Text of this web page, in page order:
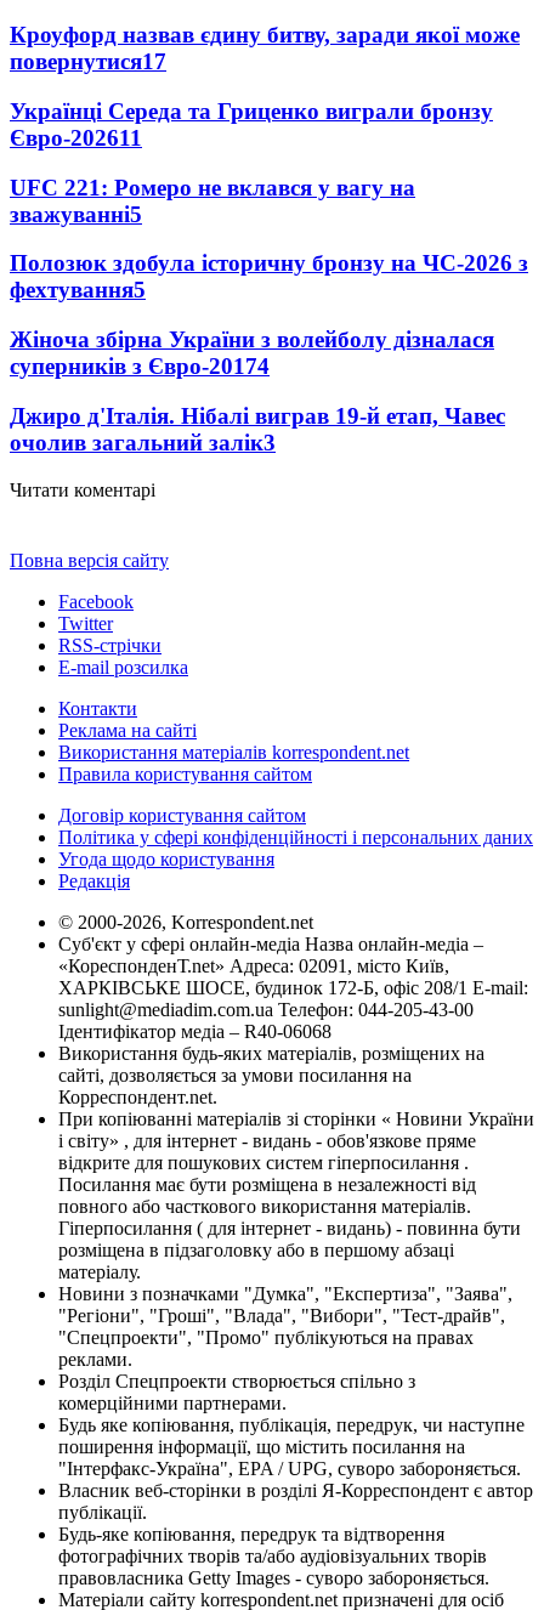
Кроуфорд назвав єдину битву, заради якої може
повернутися17
Українці Середа та Гриценко виграли бронзу
Євро-202611
UFC 221: Ромеро не вклався у вагу на
зважуванні5
Полозюк здобула історичну бронзу на ЧС-2026 з
фехтування5
Жіноча збірна України з волейболу дізналася
суперників з Євро-20174
Джиро д'Італія. Нібалі виграв 19-й етап, Чавес
очолив загальний залік3
Читати коментарі
Повна версія сайту
Facebook
Twitter
RSS-стрічки
E-mail розсилка
Контакти
Реклама на сайті
Використання матеріалів korrespondent.net
Правила користування сайтом
Договір користування сайтом
Політика у сфері конфіденційності і персональних даних
Угода щодо користування
Редакція
© 2000-2026, Korrespondent.net
Суб'єкт у сфері онлайн-медіа Назва онлайн-медіа –
«КореспонденТ.net» Адреса: 02091, місто Київ,
ХАРКІВСЬКЕ ШОСЕ, будинок 172-Б, офіс 208/1 E-mail:
sunlight@mediadim.com.ua Телефон: 044-205-43-00
Ідентифікатор медіа – R40-06068
Використання будь-яких матеріалів, розміщених на
сайті, дозволяється за умови посилання на
Корреспондент.net.
При копіюванні матеріалів зі сторінки « Новини України
і світу» , для інтернет - видань - обов'язкове пряме
відкрите для пошукових систем гіперпосилання .
Посилання має бути розміщена в незалежності від
повного або часткового використання матеріалів.
Гіперпосилання ( для інтернет - видань) - повинна бути
розміщена в підзаголовку або в першому абзаці
матеріалу.
Новини з позначками "Думка", "Експертиза", "Заява",
"Регіони", "Гроші", "Влада", "Вибори", "Тест-драйв",
"Спецпроекти", "Промо" публікуються на правах
реклами.
Розділ Спецпроекти створюється спільно з
комерційними партнерами.
Будь яке копіювання, публікація, передрук, чи наступне
поширення інформації, що містить посилання на
"Інтерфакс-Україна", EPA / UPG, суворо забороняється.
Власник веб-сторінки в розділі Я-Корреспондент є автор
публікації.
Будь-яке копіювання, передрук та відтворення
фотографічних творів та/або аудіовізуальних творів
правовласника Getty Images - суворо забороняється.
Матеріали сайту korrespondent.net призначені для осіб